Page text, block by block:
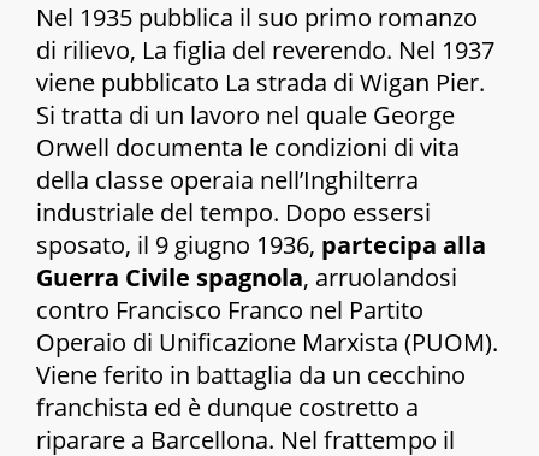
Nel 1935 pubblica il suo primo romanzo
di rilievo, La figlia del reverendo. Nel 1937
viene pubblicato La strada di Wigan Pier.
Si tratta di un lavoro nel quale George
Orwell documenta le condizioni di vita
della classe operaia nell’Inghilterra
industriale del tempo. Dopo essersi
sposato, il 9 giugno 1936, partecipa alla
Guerra Civile spagnola, arruolandosi
contro Francisco Franco nel Partito
Operaio di Unificazione Marxista (PUOM).
Viene ferito in battaglia da un cecchino
franchista ed è dunque costretto a
riparare a Barcellona. Nel frattempo il